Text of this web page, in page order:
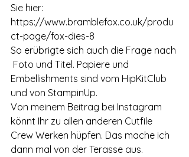
Sie hier:
https://www.bramblefox.co.uk/produ
ct-page/fox-dies-8
So erübrigte sich auch die Frage nach
Foto und Titel. Papiere und
Embellishments sind vom HipKitClub
und von StampinUp.
Von meinem Beitrag bei Instagram
könnt Ihr zu allen anderen Cutfile
Crew Werken hüpfen. Das mache ich
dann mal von der Terasse aus.